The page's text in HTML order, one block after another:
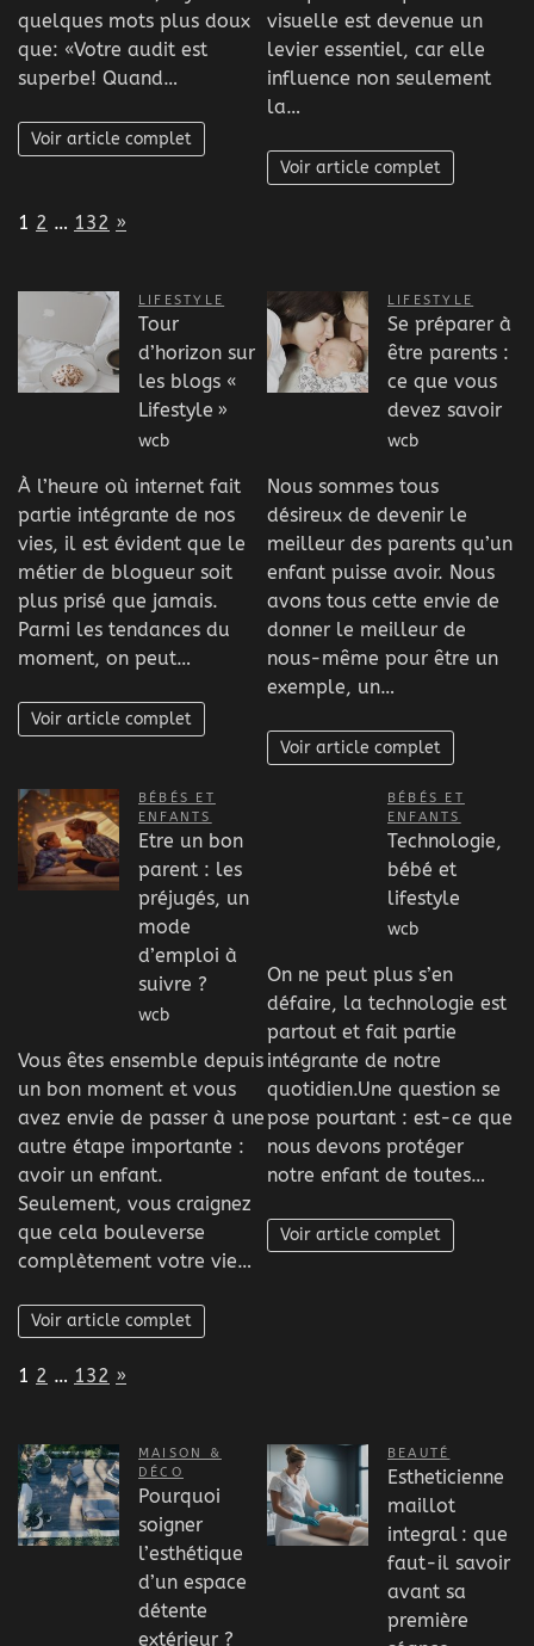
quelques mots plus doux
que: «Votre audit est
superbe! Quand…
Voir article complet
visuelle est devenue un
levier essentiel, car elle
influence non seulement
la…
Voir article complet
Page:
1 2 … 132 Next
»
LIFESTYLE
Tour
d’horizon sur
les blogs «
Lifestyle »
wcb
À l’heure où internet fait
partie intégrante de nos
vies, il est évident que le
métier de blogueur soit
plus prisé que jamais.
Parmi les tendances du
moment, on peut…
Voir article complet
LIFESTYLE
Se préparer à
être parents :
ce que vous
devez savoir
wcb
Nous sommes tous
désireux de devenir le
meilleur des parents qu’un
enfant puisse avoir. Nous
avons tous cette envie de
donner le meilleur de
nous-même pour être un
exemple, un…
Voir article complet
BÉBÉS ET
ENFANTS
Etre un bon
parent : les
préjugés, un
mode
d’emploi à
suivre ?
wcb
Vous êtes ensemble depuis
un bon moment et vous
avez envie de passer à une
autre étape importante :
avoir un enfant.
Seulement, vous craignez
que cela bouleverse
complètement votre vie…
Voir article complet
BÉBÉS ET
ENFANTS
Technologie,
bébé et
lifestyle
wcb
On ne peut plus s’en
défaire, la technologie est
partout et fait partie
intégrante de notre
quotidien.Une question se
pose pourtant : est-ce que
nous devons protéger
notre enfant de toutes…
Voir article complet
Page:
1 2 … 132 Next
»
MAISON &
DÉCO
Pourquoi
soigner
l’esthétique
d’un espace
détente
extérieur ?
BEAUTÉ
Estheticienne
maillot
integral : que
faut-il savoir
avant sa
première